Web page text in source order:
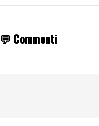
💬 Commenti